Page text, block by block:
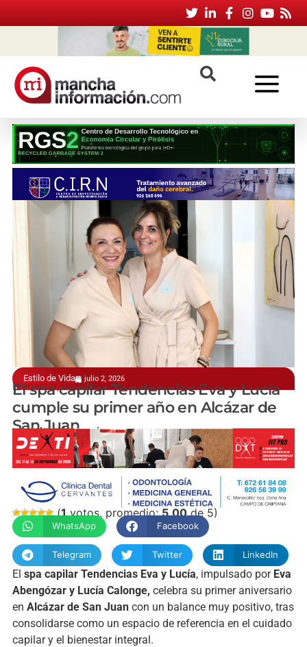
Estilo de Vida julio 2, 2026
Bienestar, belleza y salud capilar
El spa capilar Tendencias Eva y Lucía
cumple su primer año en Alcázar de
San Juan
manchainformacion.com
(1votos, promedio:5,00de 5)
WhatsApp Facebook
Telegram Twitter LinkedIn
El spa capilar Tendencias Eva y Lucía, impulsado por Eva
Abengózary Lucía Calonge, celebra su primer aniversario
en Alcázar de San Juancon un balance muy positivo, tras
consolidarse como un espacio de referencia en el cuidado
capilar y el bienestar integral.